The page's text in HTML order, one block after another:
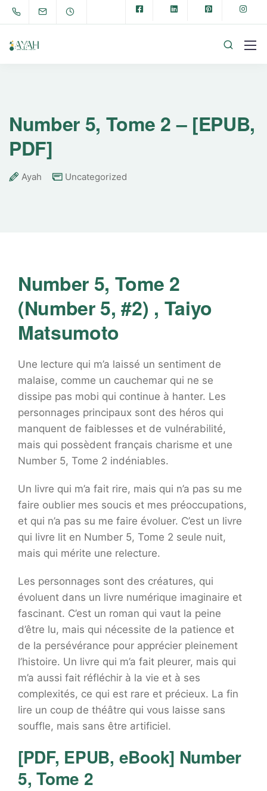
Number 5, Tome 2 – [EPUB,
PDF]
Ayah Uncategorized
Number 5, Tome 2
(Number 5, #2) , Taiyo
Matsumoto
Une lecture qui m’a laissé un sentiment de
malaise, comme un cauchemar qui ne se
dissipe pas mobi qui continue à hanter. Les
personnages principaux sont des héros qui
manquent de faiblesses et de vulnérabilité,
mais qui possèdent français charisme et une
Number 5, Tome 2 indéniables.
Un livre qui m’a fait rire, mais qui n’a pas su me
faire oublier mes soucis et mes préoccupations,
et qui n’a pas su me faire évoluer. C’est un livre
qui livre lit en Number 5, Tome 2 seule nuit,
mais qui mérite une relecture.
Les personnages sont des créatures, qui
évoluent dans un livre numérique imaginaire et
fascinant. C’est un roman qui vaut la peine
d’être lu, mais qui nécessite de la patience et
de la persévérance pour apprécier pleinement
l’histoire. Un livre qui m’a fait pleurer, mais qui
m’a aussi fait réfléchir à la vie et à ses
complexités, ce qui est rare et précieux. La fin
lire un coup de théâtre qui vous laisse sans
souffle, mais sans être artificiel.
[PDF, EPUB, eBook] Number
5, Tome 2